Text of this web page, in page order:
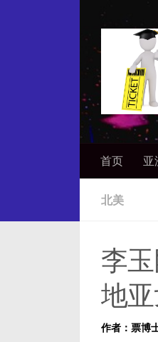
首页 亚
北美
李
地
作者：票博